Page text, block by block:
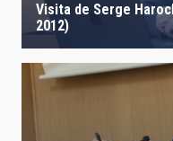
ASTROFÍSICAS
Visita de Serge
2012)